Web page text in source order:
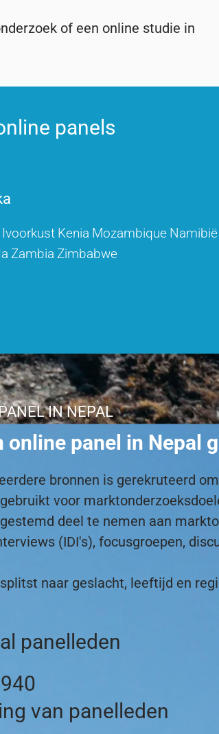
of een online studie in
panels
Ivoorkust Kenia Mozambique Namibië
Zambia Zimbabwe
IN NEPAL
online panel in Nepal
bronnen is gerekruteerd
voor
deel te nemen aan
(IDI's), focusgroepen,
naar geslacht, leeftijd en
panelleden
van panelleden